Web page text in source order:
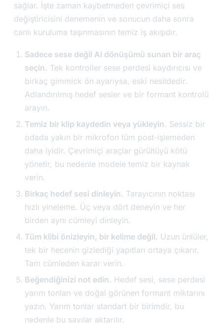
sağlar. İşte zaman kaybetmeden çevrimiçi ses
değiştiricisini denemenin ve sonucun daha sonra
canlı kuruluma taşınmasının temiz iş akışıdır.
Sadece sese değil AI dönüşümü sunan bir araç
seçin. Tek kontroller sese perdesi kaydırıcısı ve
birkaç gimmick ön ayarıysa, eski nesildedir.
Adlandırılmış hedef sesler ve bir formant kontrolü
arayın.
Temiz bir klip kaydedin veya yükleyin. Sessiz bir
odada yakın bir mikrofon tüm post-işlemeden
daha iyidir. Çevrimiçi araçlar gürültüyü kötü
yönetir, bu nedenle modele temiz bir kaynak
verin.
Birkaç hedef sesi dinleyin. Tarayıcının noktası
hızlı yineleme. Üç veya dört deneyin ve her
birden aynı cümleyi dinleyin.
Tüm klibi önizleyin, bir kelime değil. Uzun ünlüler,
tek bir hecenin gizlediği yapıtları ortaya çıkarır.
Tam cümleden karar verin.
Beğendiğinizi not edin. Hedef sesi, sese perdesi
yarım tonları ve doğal görünen formant miktarını
yazın. Yarım tonlar standart bir birimdir, bu
nedenle bu sayılar aktarılır.